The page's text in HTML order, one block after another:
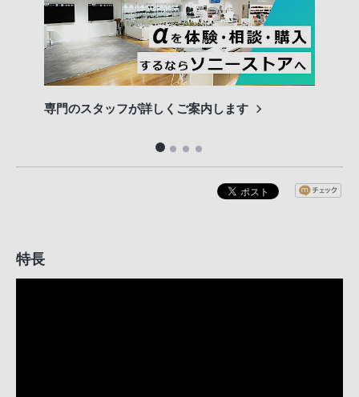
専門のスタッフが詳しくご案内します
特長